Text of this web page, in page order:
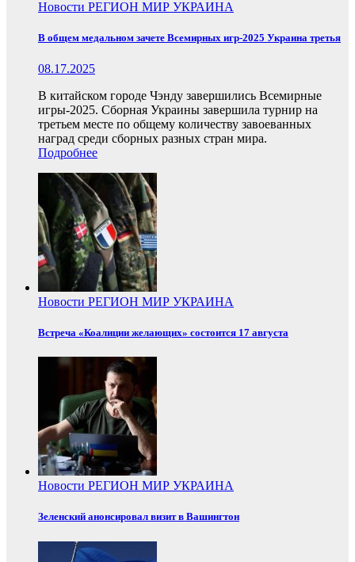
Новости РЕГИОН МИР УКРАИНА
В общем медальном зачете Всемирных игр-2025 Украина третья
08.17.2025
В китайском городе Чэнду завершились Всемирные
игры-2025. Сборная Украины завершила турнир на
третьем месте по общему количеству завоеванных
наград среди сборных разных стран мира.
Подробнее
Новости РЕГИОН МИР УКРАИНА
Встреча «Коалиции желающих» состоится 17 августа
Новости РЕГИОН МИР УКРАИНА
Зеленский анонсировал визит в Вашингтон